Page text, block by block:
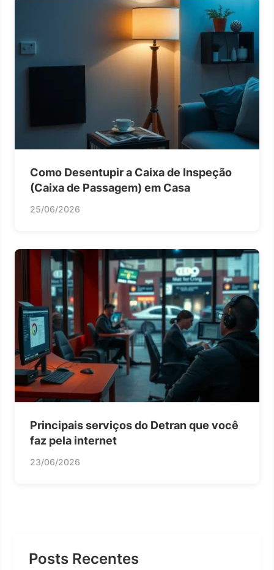
Como Desentupir a Caixa de Inspeção
(Caixa de Passagem) em Casa
25/06/2026
Principais serviços do Detran que você
faz pela internet
23/06/2026
Posts Recentes